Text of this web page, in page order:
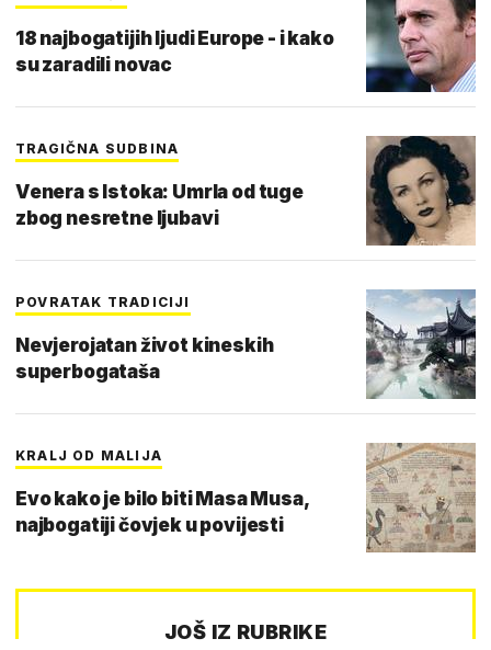
18 najbogatijih ljudi Europe - i kako
su zaradili novac
TRAGIČNA SUDBINA
Venera s Istoka: Umrla od tuge
zbog nesretne ljubavi
POVRATAK TRADICIJI
Nevjerojatan život kineskih
superbogataša
KRALJ OD MALIJA
Evo kako je bilo biti Masa Musa,
najbogatiji čovjek u povijesti
JOŠ IZ RUBRIKE